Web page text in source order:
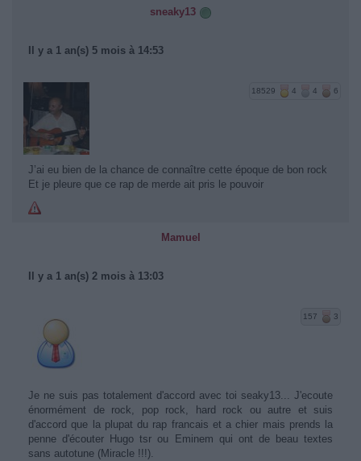
sneaky13
Il y a 1 an(s) 5 mois à 14:53
18529 4 4 6
J’ai eu bien de la chance de connaître cette époque de bon rock
Et je pleure que ce rap de merde ait pris le pouvoir
Mamuel
Il y a 1 an(s) 2 mois à 13:03
157 3
Je ne suis pas totalement d'accord avec toi seaky13... J'ecoute
énormément de rock, pop rock, hard rock ou autre et suis
d'accord que la plupat du rap francais et a chier mais prends la
penne d'écouter Hugo tsr ou Eminem qui ont de beau textes
sans autotune (Miracle !!!).